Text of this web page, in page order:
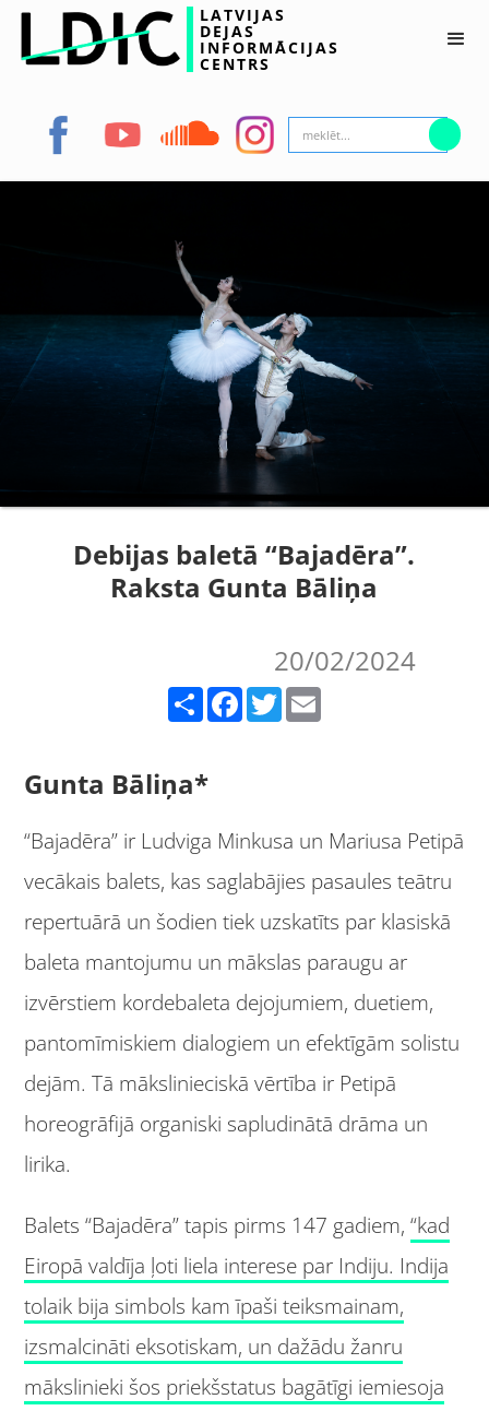
LATVIJAS
DEJAS
INFORMĀCIJAS
CENTRS
Debijas baletā “Bajadēra”.
Raksta Gunta Bāliņa
20/02/2024
Share Facebook Twitter
Gunta Bāliņa*
“Bajadēra” ir Ludviga Minkusa un Mariusa Petipā
vecākais balets, kas saglabājies pasaules teātru
repertuārā un šodien tiek uzskatīts par klasiskā
baleta mantojumu un mākslas paraugu ar
izvērstiem kordebaleta dejojumiem, duetiem,
pantomīmiskiem dialogiem un efektīgām solistu
dejām. Tā mākslinieciskā vērtība ir Petipā
horeogrāfijā organiski sapludinātā drāma un
lirika.
Balets “Bajadēra” tapis pirms 147 gadiem, “kad
Eiropā valdīja ļoti liela interese par Indiju. Indija
tolaik bija simbols kam īpaši teiksmainam,
izsmalcināti eksotiskam, un dažādu žanru
mākslinieki šos priekšstatus bagātīgi iemiesoja